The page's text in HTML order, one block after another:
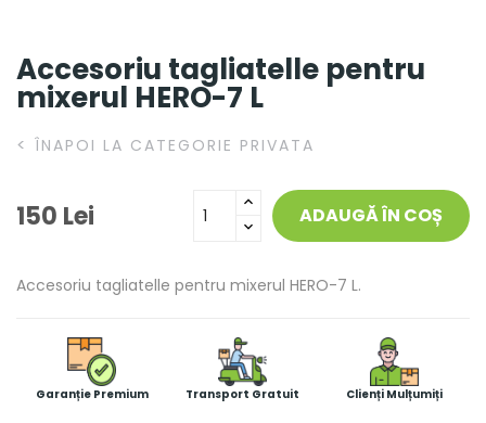
Accesoriu tagliatelle pentru
mixerul HERO-7 L
< ÎNAPOI LA CATEGORIE PRIVATA
150 Lei ADAUGĂ ÎN COȘ
Accesoriu tagliatelle pentru mixerul HERO-7 L.
Garanție Premium Transport Gratuit Clienți Mulțumiți